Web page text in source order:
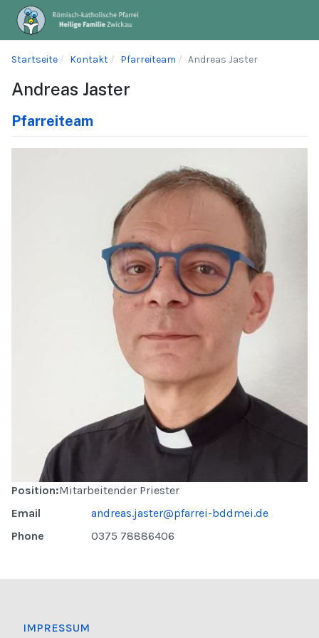
Startseite Kontakt Pfarreiteam Andreas Jaster
Andreas Jaster
Pfarreiteam
Position:Mitarbeitender Priester
Email
andreas.jaster@pfarrei-bddmei.de
Phone
0375 78886406
IMPRESSUM